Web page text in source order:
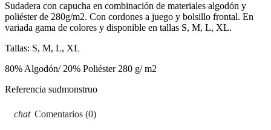
Sudadera con capucha en combinación de materiales algodón y
poliéster de 280g/m2. Con cordones a juego y bolsillo frontal. En
variada gama de colores y disponible en tallas S, M, L, XL.
Tallas: S, M, L, XL
80% Algodón/ 20% Poliéster 280 g/ m2
Referencia sudmonstruo
Comentarios (0)